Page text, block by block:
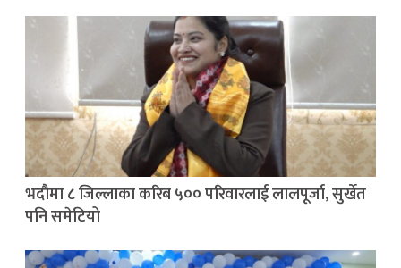
भदौमा ८ जिल्लाका करिब ५०० परिवारलाई लालपूर्जा, सुर्खेत
पनि समेटियो